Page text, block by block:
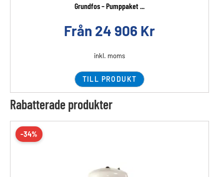
Grundfos – Pumppaket ...
Från 24 906 Kr
inkl. moms
TILL PRODUKT
Rabatterade produkter
-34%